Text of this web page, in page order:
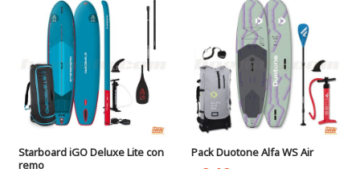
Starboard iGO Deluxe Lite con
remo
Pack Duotone Alfa WS Air